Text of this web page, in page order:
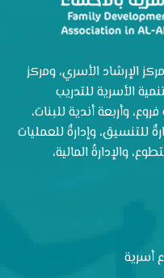
هي: مركز الإرشاد الأسري، ومركز
الأسرية للتدريب
وأربعة أندية للبنات،
للتنسيق، وإدارةٌ للعمليات
والإدارةُ المالية،
أسرية